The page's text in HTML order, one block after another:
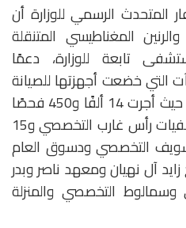
المتحدث الرسمي للوزارة أن
المغناطيسي المتنقلة
خدماتها لـ13 مستشفى تابعة للوزارة، دعمًا
التي خضعت أجهزتها للصيانة
أو احتاجت إلى دعم تشغيلي، حيث أجرت 14 ألفًا و450 فحصًا
تشخيصيًا للمرضى في مستشفيات رأس غارب التخصصي و15
سويف التخصصي ودسوق العام
آل نهيان ومعهد ناصر وبدر
التخصصي والمنزلة